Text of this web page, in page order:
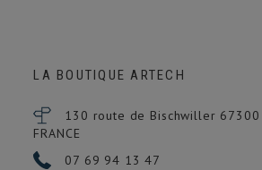
LA BOUTIQUE ARTECH
130 route de Bischwiller 67300
FRANCE
07 69 94 13 47